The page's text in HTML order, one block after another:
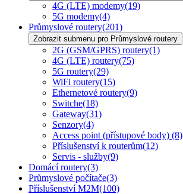
4G (LTE) modemy(19)
5G modemy(4)
Průmyslové routery(201)
Zobrazit submenu pro Průmyslové routery
2G (GSM/GPRS) routery(1)
4G (LTE) routery(75)
5G routery(29)
WiFi routery(15)
Ethernetové routery(9)
Switche(18)
Gateway(31)
Senzory(4)
Access point (přístupové body) (8)
Příslušenství k routerům(12)
Servis - služby(9)
Domácí routery(3)
Průmyslové počítače(3)
Příslušenství M2M(100)